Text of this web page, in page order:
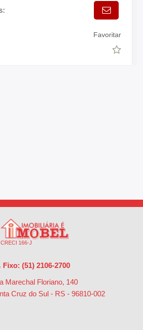
Favoritar
CRECI 166-J
Fixo: (51) 2106-2700
Marechal Floriano, 140
Cruz do Sul - RS - 96810-002